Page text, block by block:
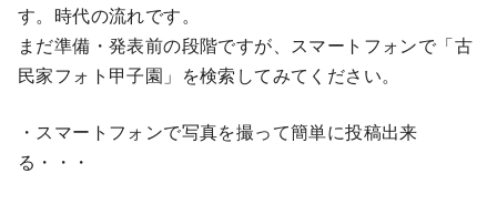
す。時代の流れです。
まだ準備・発表前の段階ですが、スマートフォンで「古
民家フォト甲子園」を検索してみてください。
・スマートフォンで写真を撮って簡単に投稿出来
る・・・